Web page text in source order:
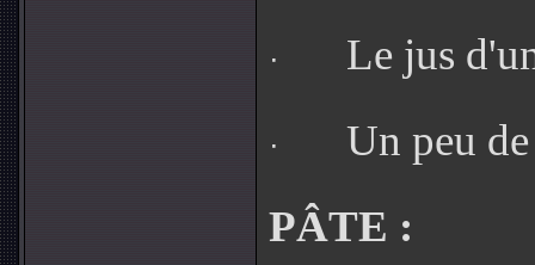
· Le jus
· Un peu
PÂTE :